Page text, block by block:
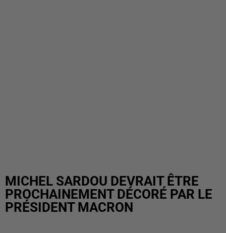
MICHEL SARDOU DEVRAIT ÊTRE
PROCHAINEMENT DÉCORÉ PAR LE
PRÉSIDENT MACRON